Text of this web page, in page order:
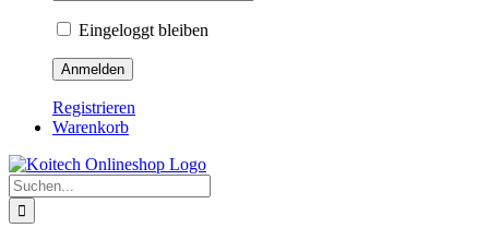
Eingeloggt bleiben
Registrieren
Warenkorb
Suche
nach: